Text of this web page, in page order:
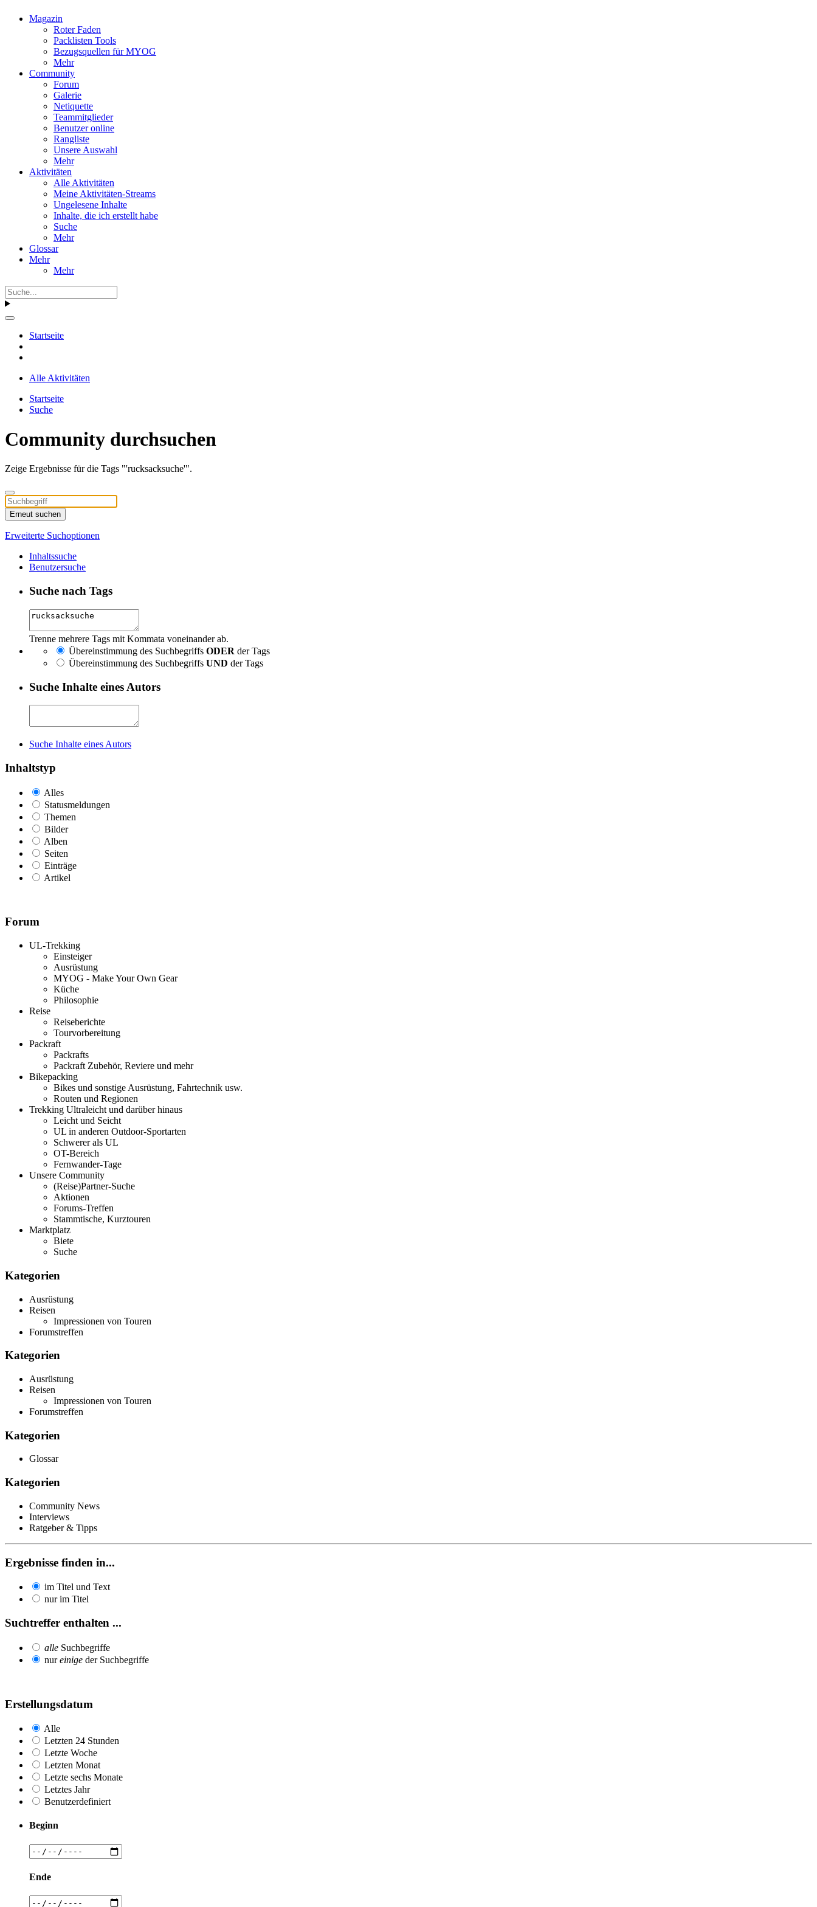
Magazin
Roter Faden
Packlisten Tools
Bezugsquellen für MYOG
Mehr
Community
Forum
Galerie
Netiquette
Teammitglieder
Benutzer online
Rangliste
Unsere Auswahl
Mehr
Aktivitäten
Alle Aktivitäten
Meine Aktivitäten-Streams
Ungelesene Inhalte
Inhalte, die ich erstellt habe
Suche
Mehr
Glossar
Mehr
Mehr
Startseite
Alle Aktivitäten
Startseite
Suche
Community durchsuchen
Zeige Ergebnisse für die Tags "'rucksacksuche'".
Erneut suchen
Erweiterte Suchoptionen
Inhaltssuche
Benutzersuche
Suche nach Tags
Trenne mehrere Tags mit Kommata voneinander ab.
Übereinstimmung des Suchbegriffs ODER der Tags
Übereinstimmung des Suchbegriffs UND der Tags
Suche Inhalte eines Autors
Suche Inhalte eines Autors
Inhaltstyp
Alles
Statusmeldungen
Themen
Bilder
Alben
Seiten
Einträge
Artikel
Forum
UL-Trekking
Einsteiger
Ausrüstung
MYOG - Make Your Own Gear
Küche
Philosophie
Reise
Reiseberichte
Tourvorbereitung
Packraft
Packrafts
Packraft Zubehör, Reviere und mehr
Bikepacking
Bikes und sonstige Ausrüstung, Fahrtechnik usw.
Routen und Regionen
Trekking Ultraleicht und darüber hinaus
Leicht und Seicht
UL in anderen Outdoor-Sportarten
Schwerer als UL
OT-Bereich
Fernwander-Tage
Unsere Community
(Reise)Partner-Suche
Aktionen
Forums-Treffen
Stammtische, Kurztouren
Marktplatz
Biete
Suche
Kategorien
Ausrüstung
Reisen
Impressionen von Touren
Forumstreffen
Kategorien
Ausrüstung
Reisen
Impressionen von Touren
Forumstreffen
Kategorien
Glossar
Kategorien
Community News
Interviews
Ratgeber & Tipps
Ergebnisse finden in...
im Titel und Text
nur im Titel
Suchtreffer enthalten ...
alle Suchbegriffe
nureinige der Suchbegriffe
Erstellungsdatum
Alle
Letzten 24 Stunden
Letzte Woche
Letzten Monat
Letzte sechs Monate
Letztes Jahr
Benutzerdefiniert
Beginn
Ende